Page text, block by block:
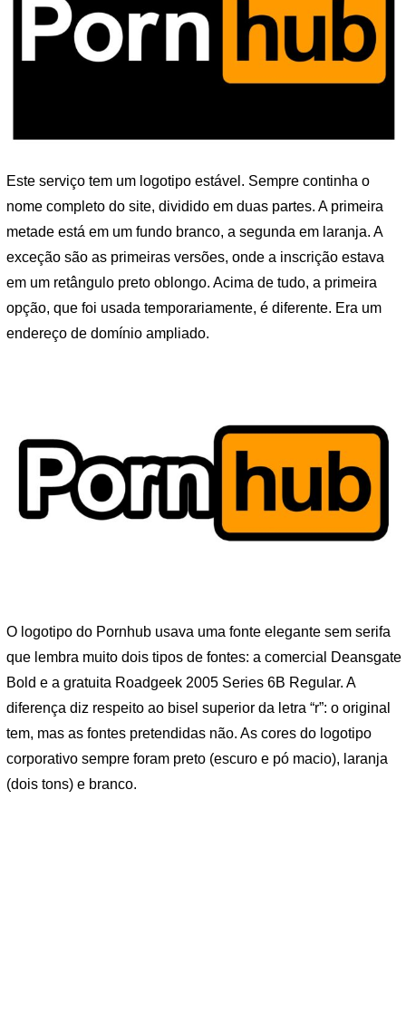
Este serviço tem um logotipo estável. Sempre continha o
nome completo do site, dividido em duas partes. A primeira
metade está em um fundo branco, a segunda em laranja. A
exceção são as primeiras versões, onde a inscrição estava
em um retângulo preto oblongo. Acima de tudo, a primeira
opção, que foi usada temporariamente, é diferente. Era um
endereço de domínio ampliado.
O logotipo do Pornhub usava uma fonte elegante sem serifa
que lembra muito dois tipos de fontes: a comercial Deansgate
Bold e a gratuita Roadgeek 2005 Series 6B Regular. A
diferença diz respeito ao bisel superior da letra “r”: o original
tem, mas as fontes pretendidas não. As cores do logotipo
corporativo sempre foram preto (escuro e pó macio), laranja
(dois tons) e branco.